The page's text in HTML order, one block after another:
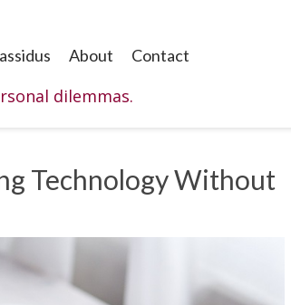
About Contact
dilemmas.